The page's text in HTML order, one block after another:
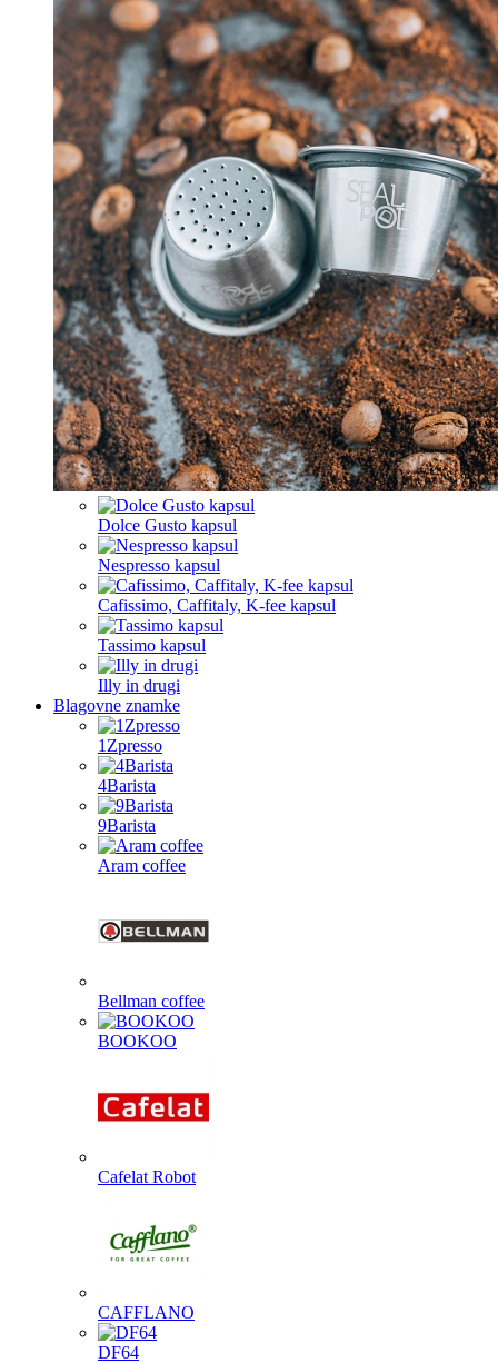
Dolce Gusto kapsul
Nespresso kapsul
Cafissimo, Caffitaly, K-fee kapsul
Tassimo kapsul
Illy in drugi
Blagovne znamke
1Zpresso
4Barista
9Barista
Aram coffee
Bellman coffee
BOOKOO
Cafelat Robot
CAFFLANO
DF64